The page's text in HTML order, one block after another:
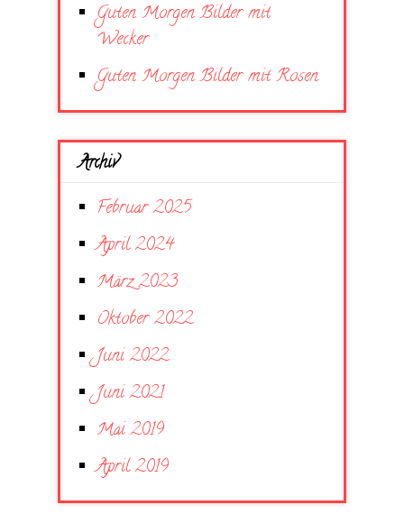
Guten Morgen Bilder mit
Wecker
Guten Morgen Bilder mit Rosen
Archiv
Februar 2025
April 2024
März 2023
Oktober 2022
Juni 2022
Juni 2021
Mai 2019
April 2019